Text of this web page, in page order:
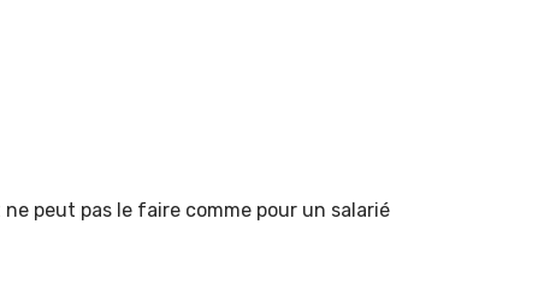
peut pas le faire comme pour un salarié